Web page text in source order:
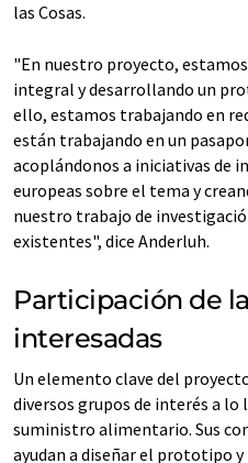
las Cosas.
"En nuestro proyecto,
integral y desarrollando un
ello, estamos trabajando en
están trabajando en un
acoplándonos a iniciativas de
europeas sobre el tema y
nuestro trabajo de
existentes", dice Anderluh.
Participación de
interesadas
Un elemento clave del
diversos grupos de interés a lo
suministro alimentario. Sus
ayudan a diseñar el prototipo